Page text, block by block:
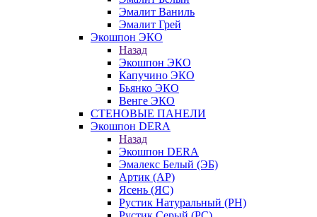
Эмалит Ваниль
Эмалит Грей
Экошпон ЭКО
Назад
Экошпон ЭКО
Капучино ЭКО
Бьянко ЭКО
Венге ЭКО
СТЕНОВЫЕ ПАНЕЛИ
Экошпон DERA
Назад
Экошпон DERA
Эмалекс Белый (ЭБ)
Артик (АР)
Ясень (ЯС)
Рустик Натуральный (РН)